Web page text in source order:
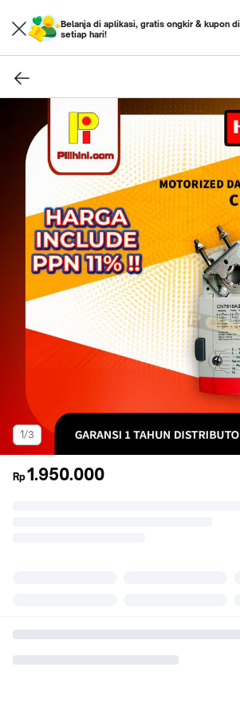
Belanja di aplikasi, gratis ongkir & kupon
setiap hari!
1/3
Rp1.950.000